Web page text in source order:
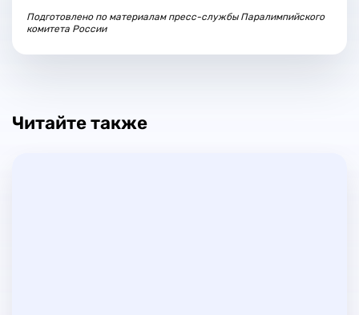
Подготовлено по материалам пресс-службы Паралимпийского
комитета России
Читайте также